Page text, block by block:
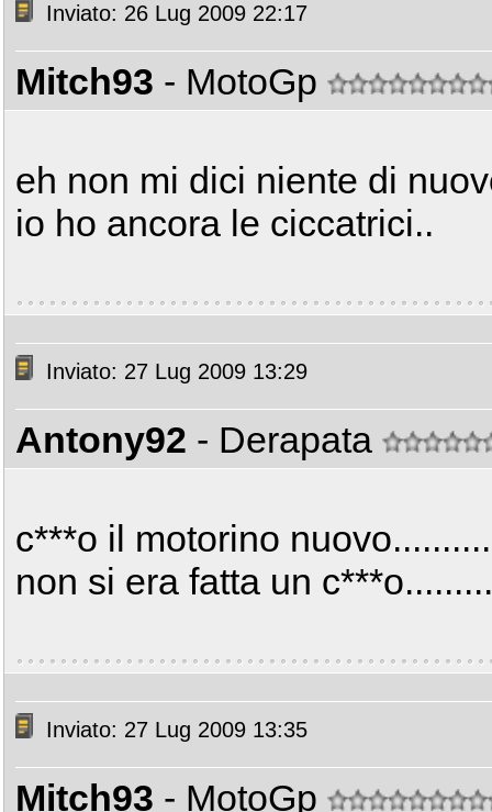
Inviato: 26 Lug 2009 22:17
Mitch93 - MotoGp
eh non mi dici niente di
io ho ancora le ciccatrici..
Inviato: 27 Lug 2009 13:29
Antony92 - Derapata
c***o il motorino
non si era fatta un
Inviato: 27 Lug 2009 13:35
Mitch93 - MotoGp